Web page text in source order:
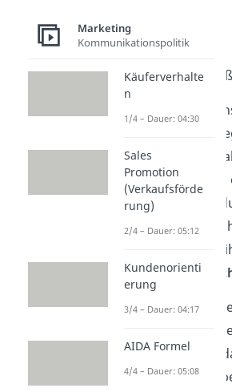
Beruf
Das ist die
der
Demografische
die
voneinander.
unterscheiden
und
Ein
bilden zum
haben ungefähr
der Regel
Marketing
Kommunikationspolitik
Käuferverhalte
n
1/4 – Dauer: 04:30
Sales
Promotion
(Verkaufsförde
rung)
2/4 – Dauer: 05:12
Kundenorienti
erung
3/4 – Dauer: 04:17
AIDA Formel
4/4 – Dauer: 05:08